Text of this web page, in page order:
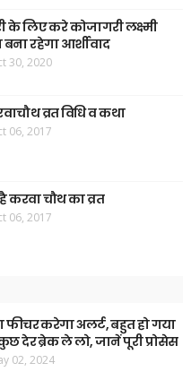
के लिए करे कोजागरी लक्ष्मी
बना रहेगा आर्शीवाद
30, 2020
व्रत विधि व कथा
06, 2017
करवा चौथ का व्रत
06, 2017
फीचर करेगा अलर्ट, बहुत हो गया
देर ब्रेक ले लो, जानें पूरी प्रोसेस
02, 2024